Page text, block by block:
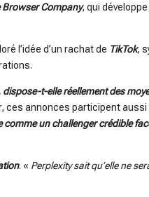
Browser Company, qui
l’idée d’un rachat de TikTok,
dispose-t-elle réellement des
ces annonces participent aussi
comme un challenger crédible
. « Perplexity sait qu’elle ne